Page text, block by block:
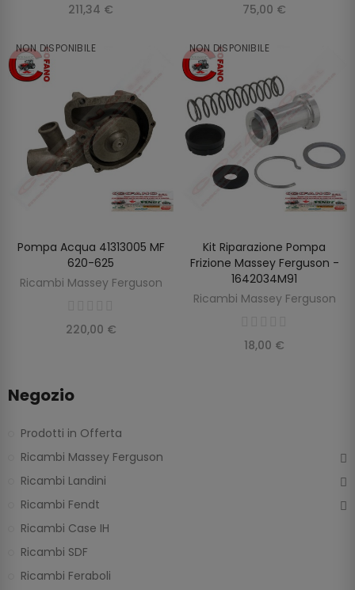
211,34 € 75,00 €
NON DISPONIBILE
SCOPRIRE
Pompa Acqua 41313005 MF
620-625
Ricambi Massey Ferguson
220,00 €
NON DISPONIBILE
SCOPRIRE
Kit Riparazione Pompa
Frizione Massey Ferguson -
1642034M91
Ricambi Massey Ferguson
18,00 €
Negozio
Prodotti in Offerta
Ricambi Massey Ferguson
Ricambi Landini
Ricambi Fendt
Ricambi Case IH
Ricambi SDF
Ricambi Feraboli